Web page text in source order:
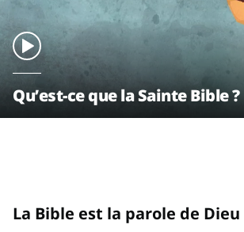
Qu’est-ce que la Sainte Bible ?
La Bible est la parole de Dieu